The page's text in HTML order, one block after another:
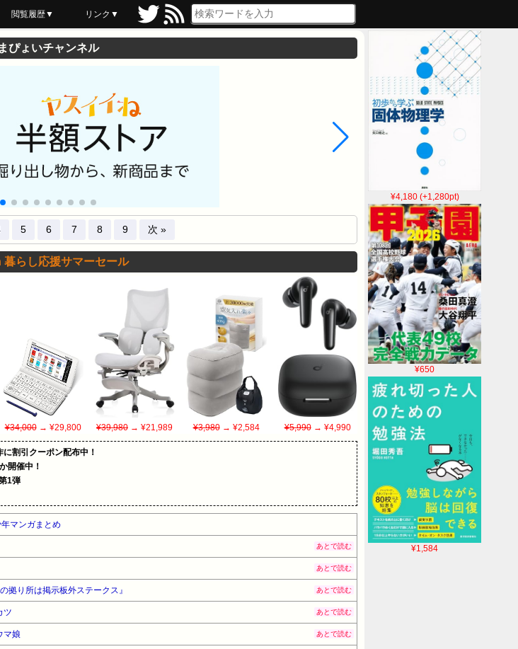
閲覧履歴▼
最近読んだ
あとで読む
ブックマーク
リンク▼
飲食店舗用品
ネットスーパー
セール情報
¥4,180 (+1,280pt)
¥650
¥1,584
ぴょいチャンネル
5 6 7 8 9 次 »
らし応援サマーセール
¥34,000→ ¥29,800 ¥39,980 → ¥21,989 ¥3,980→ ¥2,584 ¥5,990→ ¥4,990
割引クーポン配布中！
開催中！
1弾
マンガまとめ
あとで読む
あとで読む
拠り所は掲示板外ステークス』 あとで読む
ツ あとで読む
マ娘 あとで読む